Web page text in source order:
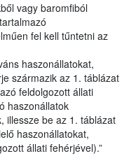
vagy baromfiból
fel kell tűntetni az
haszonállatokat,
származik az 1. táblázat
feldolgozott állati
haszonállatok
illessze be az 1. táblázat
haszonállatokat,
állati fehérjével).”